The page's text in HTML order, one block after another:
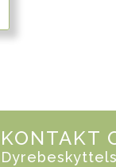
KONTAKT